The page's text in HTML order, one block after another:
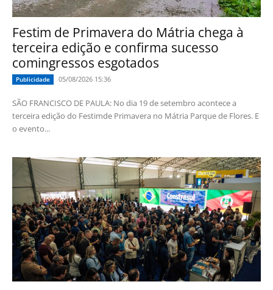
Festim de Primavera do Mátria chega à
terceira edição e confirma sucesso
comingressos esgotados
Publicidade 05/08/2026 15:36
SÃO FRANCISCO DE PAULA: No dia 19 de setembro acontece a
terceira edição do Festimde Primavera no Mátria Parque de Flores. E
o evento...